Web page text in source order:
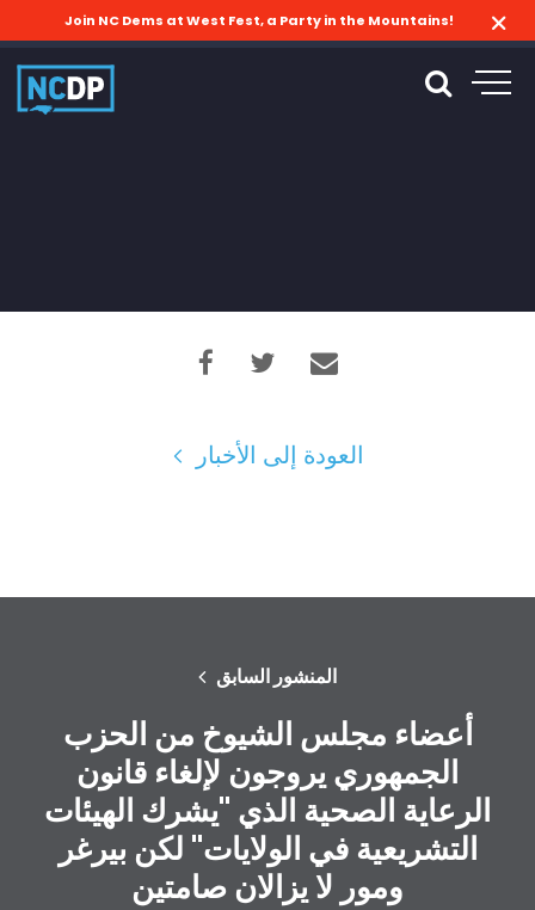
Join NC Dems at West Fest, a Party in the Mountains!
العودة إلى الأخبار
المنشور السابق
أعضاء مجلس الشيوخ من الحزب
الجمهوري يروجون لإلغاء قانون
الرعاية الصحية الذي "يشرك الهيئات
التشريعية في الولايات" لكن بيرغر
ومور لا يزالان صامتين